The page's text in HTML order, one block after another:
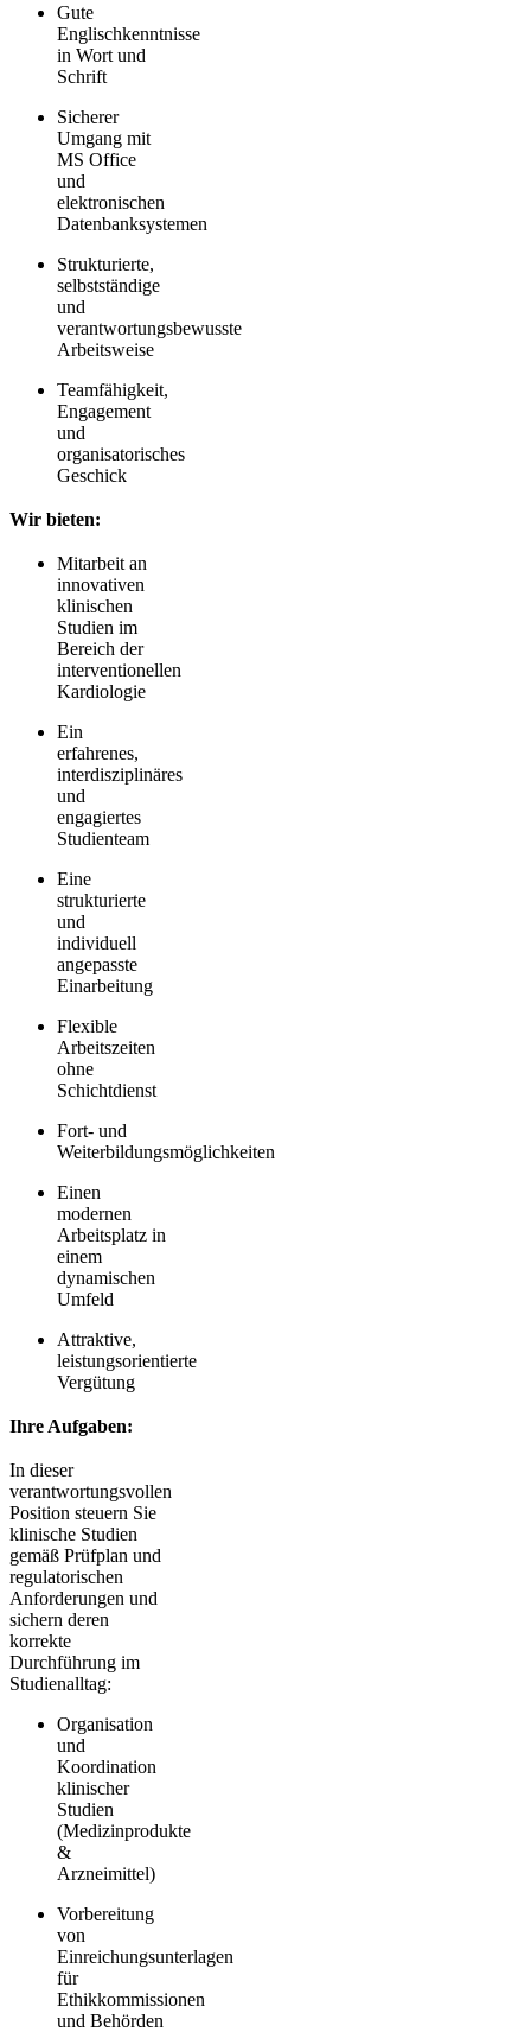
Gute
Englischkenntnisse
in Wort und
Schrift
Sicherer
Umgang mit
MS Office
und
elektronischen
Datenbanksystemen
Strukturierte,
selbstständige
und
verantwortungsbewusste
Arbeitsweise
Teamfähigkeit,
Engagement
und
organisatorisches
Geschick
Wir bieten:
Mitarbeit an
innovativen
klinischen
Studien im
Bereich der
interventionellen
Kardiologie
Ein
erfahrenes,
interdisziplinäres
und
engagiertes
Studienteam
Eine
strukturierte
und
individuell
angepasste
Einarbeitung
Flexible
Arbeitszeiten
ohne
Schichtdienst
Fort- und
Weiterbildungsmöglichkeiten
Einen
modernen
Arbeitsplatz in
einem
dynamischen
Umfeld
Attraktive,
leistungsorientierte
Vergütung
Ihre Aufgaben:
In dieser
verantwortungsvollen
Position steuern Sie
klinische Studien
gemäß Prüfplan und
regulatorischen
Anforderungen und
sichern deren
korrekte
Durchführung im
Studienalltag:
Organisation
und
Koordination
klinischer
Studien
(Medizinprodukte
&
Arzneimittel)
Vorbereitung
von
Einreichungsunterlagen
für
Ethikkommissionen
und Behörden